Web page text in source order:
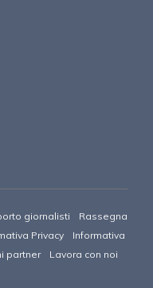
giornalisti
Rassegna
Privacy
Informativa
partner
Lavora con noi